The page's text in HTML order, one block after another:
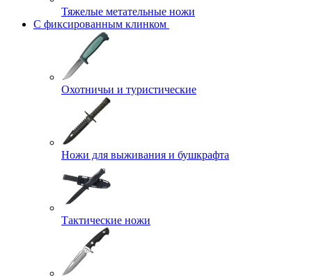
Тяжелые метательные ножи
С фиксированным клинком
Охотничьи и туристические
Ножи для выживания и бушкрафта
Тактические ножи